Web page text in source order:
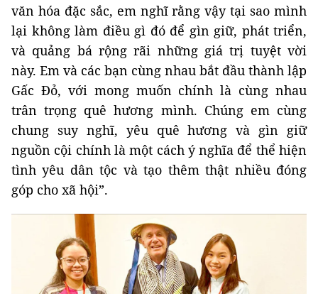
văn hóa đặc sắc, em nghĩ rằng vậy tại sao mình
lại không làm điều gì đó để gìn giữ, phát triển,
và quảng bá rộng rãi những giá trị tuyệt vời
này. Em và các bạn cùng nhau bắt đầu thành lập
Gấc Đỏ, với mong muốn chính là cùng nhau
trân trọng quê hương mình. Chúng em cùng
chung suy nghĩ, yêu quê hương và gìn giữ
nguồn cội chính là một cách ý nghĩa để thể hiện
tình yêu dân tộc và tạo thêm thật nhiều đóng
góp cho xã hội”.